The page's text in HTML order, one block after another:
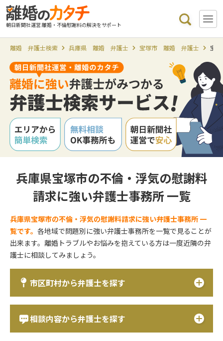
朝日新聞社運営 離婚・不倫慰謝料の解決をサポート
離婚 弁護士検索 兵庫県 離婚 弁護士 宝塚市 離婚 弁護士 宝
兵庫県宝塚市の不倫・浮気の慰謝料
請求に強い弁護士事務所 一覧
兵庫県宝塚市の不倫・浮気の慰謝料請求に強い弁護士事務所 一
覧です。各地域で問題別に強い弁護士事務所を一覧で見ることが
出来ます。離婚トラブルやお悩みを抱えている方は一度近隣の弁
護士に相談してみましょう。
市区町村から弁護士を探す
相談内容から弁護士を探す